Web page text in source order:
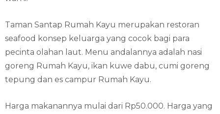
Taman Santap Rumah Kayu merupakan restoran
seafood konsep keluarga yang cocok bagi para
pecinta olahan laut. Menu andalannya adalah nasi
goreng Rumah Kayu, ikan kuwe dabu, cumi goreng
tepung dan es campur Rumah Kayu.
Harga makanannya mulai dari Rp50.000. Harga yang